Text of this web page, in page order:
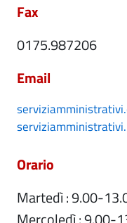
Fax
0175.987206
Email
Orario
Martedì : 9.00-